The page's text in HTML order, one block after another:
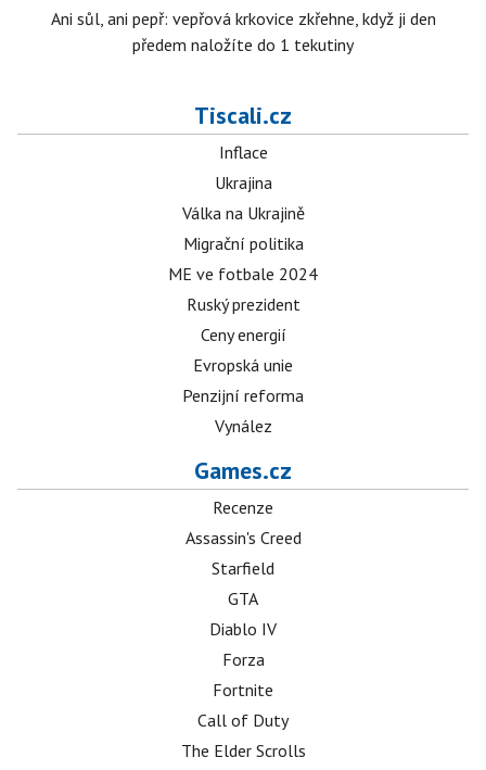
Ani sůl, ani pepř: vepřová krkovice zkřehne, když ji den
předem naložíte do 1 tekutiny
Tiscali.cz
Inflace
Ukrajina
Válka na Ukrajině
Migrační politika
ME ve fotbale 2024
Ruský prezident
Ceny energií
Evropská unie
Penzijní reforma
Vynález
Games.cz
Recenze
Assassin's Creed
Starfield
GTA
Diablo IV
Forza
Fortnite
Call of Duty
The Elder Scrolls